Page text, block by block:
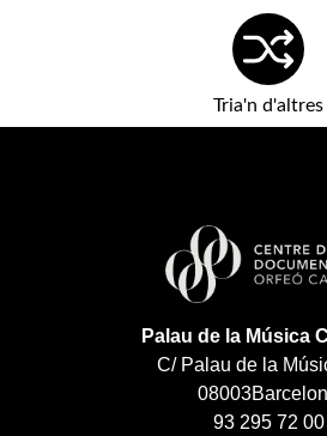
Tria'n d'altres
Palau de la Música
C/ Palau de la
08003
93 295 72 00